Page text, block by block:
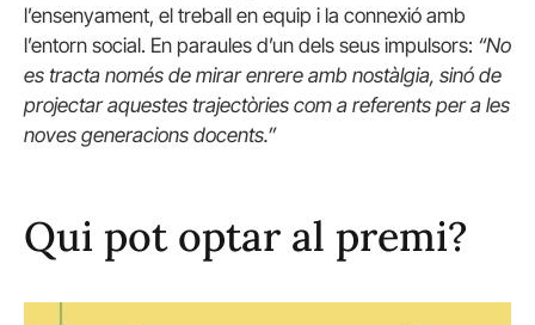
l’ensenyament, el treball en equip i la connexió amb
l’entorn social. En paraules d’un dels seus impulsors: “No
es tracta només de mirar enrere amb nostàlgia, sinó de
projectar aquestes trajectòries com a referents per a les
noves generacions docents.”
Qui pot optar al premi?